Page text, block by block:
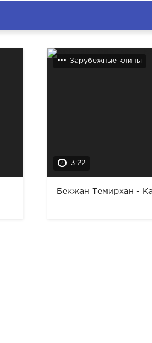
Зарубежные клипы
3:22
Бекжан Темирхан -